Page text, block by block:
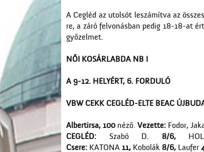
A Cegléd az utolsót leszámítva az
re, a záró felvonásban pedig 18-18-at
győzelmet.
NŐI KOSÁRLABDA NB I
A 9-12. HELYÉRT, 6. FORDULÓ
VBW CEKK CEGLÉD-ELTE BEAC
Albertirsa, 100 néző. Vezette: Fodor,
CEGLÉD: Szabó D. 8/6,
Csere: KATONA 11, Kobolák 8/6, Laufer